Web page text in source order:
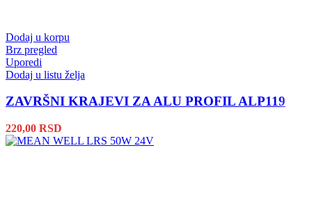
Dodaj u korpu
Brz pregled
Uporedi
Dodaj u listu želja
ZAVRŠNI KRAJEVI ZA ALU PROFIL ALP119
220,00 RSD